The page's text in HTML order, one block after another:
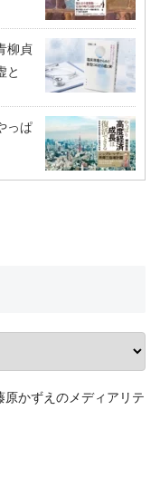
柳貞
と
っぱ
かずえのメディアリテ